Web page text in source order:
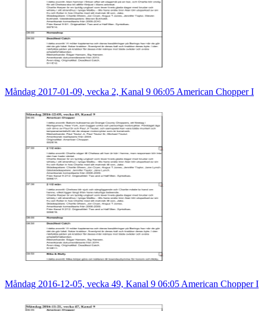
Måndag 2017-01-09, vecka 2, Kanal 9 06:05 American Chopper I
Måndag 2016-12-05, vecka 49, Kanal 9 06:05 American Chopper I